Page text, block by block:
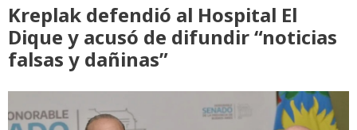
Kreplak defendió al Hospital El
Dique y acusó de difundir “noticias
falsas y dañinas”